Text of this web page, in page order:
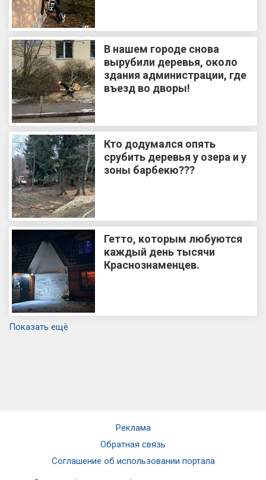
В нашем городе снова
вырубили деревья, около
здания администрации, где
въезд во дворы!
Кто додумался опять
срубить деревья у озера и у
зоны барбекю???
Гетто, которым любуются
каждый день тысячи
Краснознаменцев.
Показать ещё
Реклама
Обратная связь
Соглашение об использовании портала